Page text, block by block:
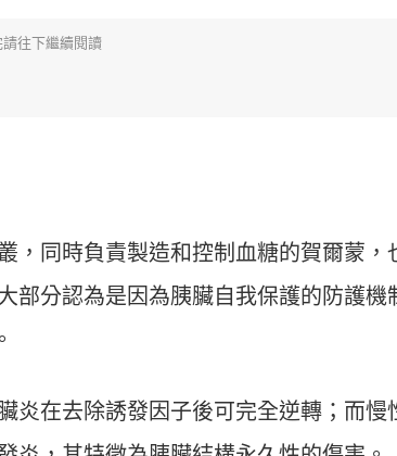
往下繼續閱讀
，同時負責製造和控制血糖的賀爾蒙，
部分認為是因為胰臟自我保護的防護機
炎在去除誘發因子後可完全逆轉；而慢